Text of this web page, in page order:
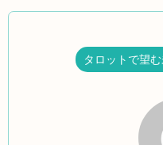
タロットで望